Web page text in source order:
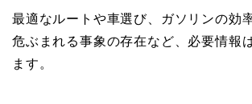
最適なルートや車選び、ガソリンの効
危ぶまれる事象の存在など、必要情報
ます。